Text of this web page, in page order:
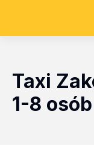
Taxi
1-8 osób